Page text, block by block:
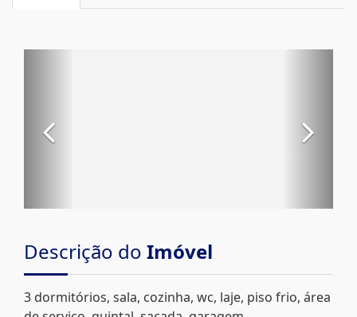
Descrição do Imóvel
3 dormitórios, sala, cozinha, wc, laje, piso frio, área